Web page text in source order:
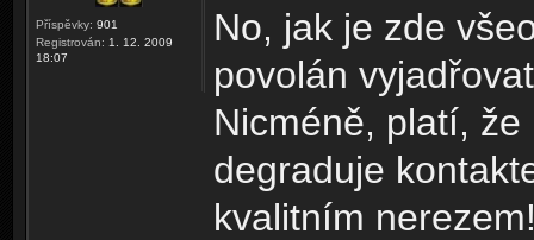
Příspěvky: 901
Registrován: 1. 12. 2009
18:07
No, jak je zde
povolán
Nicméně, platí,
degraduje
kvalitním